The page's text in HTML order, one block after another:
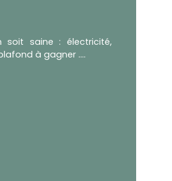
saine : électricité,
à gagner ….